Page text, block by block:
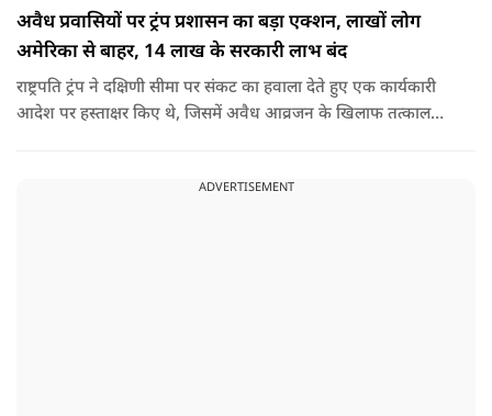
अवैध प्रवासियों पर ट्रंप प्रशासन का बड़ा एक्शन, लाखों लोग
अमेरिका से बाहर, 14 लाख के सरकारी लाभ बंद
राष्ट्रपति ट्रंप ने दक्षिणी सीमा पर संकट का हवाला देते हुए एक कार्यकारी
आदेश पर हस्ताक्षर किए थे, जिसमें अवैध आव्रजन के खिलाफ तत्काल
ADVERTISEMENT